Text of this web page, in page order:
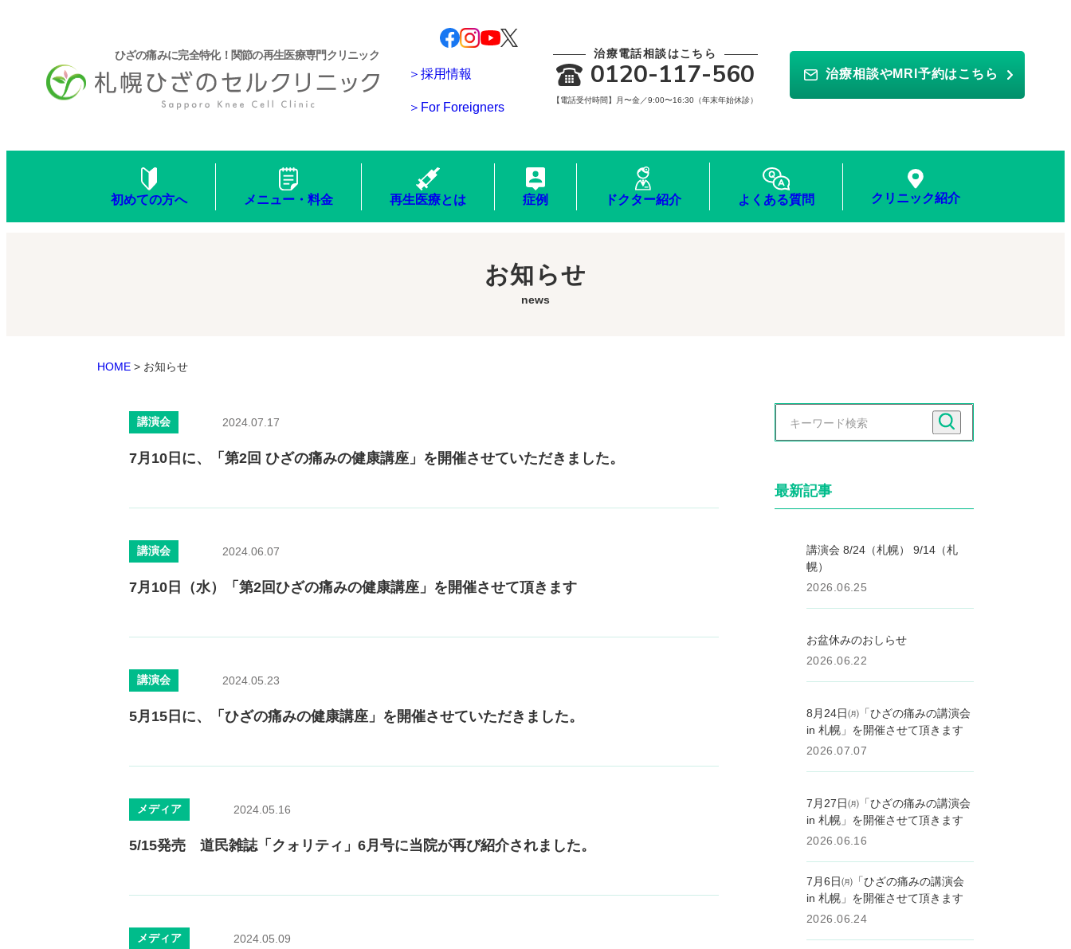
ひざの痛みに完全特化！関節の再生医療専門クリニック
＞採用情報
＞For Foreigners
治療電話相談はこちら
0120-117-560
【電話受付時間】月〜金／9:00〜16:30（年末年始休診）
治療相談やMRI予約はこちら
初めての方へ メニュー・料金 再生医療とは 症例 ドクター紹介 よくある質問 クリニック紹介
お知らせ
news
HOME > お知らせ
講演会 2024.07.17
7月10日に、「第2回 ひざの痛みの健康講座」を開催させていただきました。
講演会 2024.06.07
7月10日（水）「第2回ひざの痛みの健康講座」を開催させて頂きます
講演会 2024.05.23
5月15日に、「ひざの痛みの健康講座」を開催させていただきました。
メディア 2024.05.16
5/15発売 道民雑誌「クォリティ」6月号に当院が再び紹介されました。
メディア 2024.05.09
最新記事
講演会 8/24（札幌） 9/14（札
幌）
2026.06.25
お盆休みのおしらせ
2026.06.22
8月24日㈪「ひざの痛みの講演会
in 札幌」を開催させて頂きます
2026.07.07
7月27日㈪「ひざの痛みの講演会
in 札幌」を開催させて頂きます
2026.06.16
7月6日㈪「ひざの痛みの講演会
in 札幌」を開催させて頂きます
2026.06.24